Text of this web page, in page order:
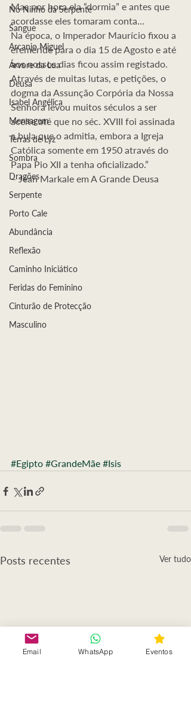
No Ninho da Serpente
Sangue
Arcanjo Miguel
Árvore da Lua
Deusa
Isabel Angélica
Mensagem
Terras de Lyz
Sombra
Dragões
Serpente
Porto Cale
Abundância
Reflexão
Caminho Iniciático
Feridas do Feminino
Cinturão de Protecção
Masculino
Mas por hora ela “dormia” e antes que
acordasse eles tomaram conta…
Na época, o Imperador Maurício fixou a
efeméride para o dia 15 de Agosto e até
aos nossos dias ficou assim registado.
Através de muitas lutas, e petições, o
dogma da Assunção Corpória da Nossa
Senhora levou muitos séculos a ser
aceite até que no séc. XVIII foi assinada
a bula que o admitia, embora a Igreja
Católica somente em 1950 através do
Papa Pio XII a tenha oficializado.”
– Jean Markale em A Grande Deusa
#Egipto #GrandeMãe #Isis
Posts recentes Ver tudo
Email WhatsApp Eventos